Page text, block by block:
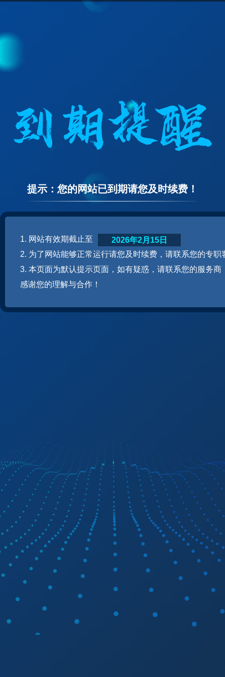
提示：您的网站已到期请您及时续费！
1. 网站有效期截止至
2. 为了网站能够正常运行请您及时续费，请联系您的专职
3. 本页面为默认提示页面，如有疑惑，请联系您的服务商
感谢您的理解与合作！
2026年2月15日